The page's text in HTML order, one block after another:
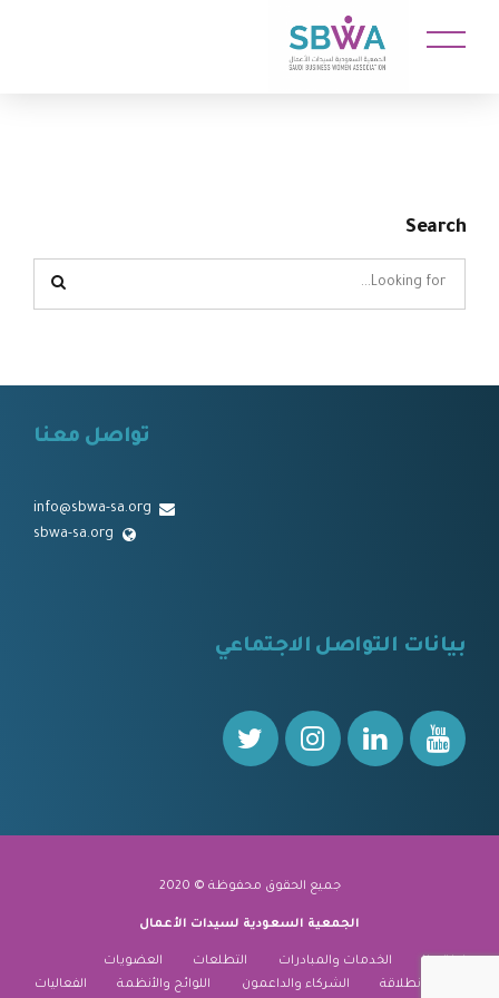
Search
تواصل معنا
info@sbwa-sa.org
sbwa-sa.org
بيانات التواصل الاجتماعي
جميع الحقوق محفوظة © 2020
الجمعية السعودية لسيدات الأعمال
نبذة عنا الخدمات والمبادرات التطلعات
العضويات
منارة الانطلاقة
الشركاء والداعمون اللوائح والأنظمة الفعاليات